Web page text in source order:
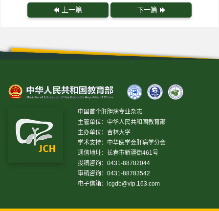
上一篇 下一篇
中国首个肝胆病专业杂志
主管单位：中华人民共和国教育部
主办单位：吉林大学
学术支持：中华医学会肝病学分会
通信地址：长春市新疆街461号
投稿咨询：0431-88782044
审稿咨询：0431-88783542
电子信箱：
lcgdb@vip.163.com